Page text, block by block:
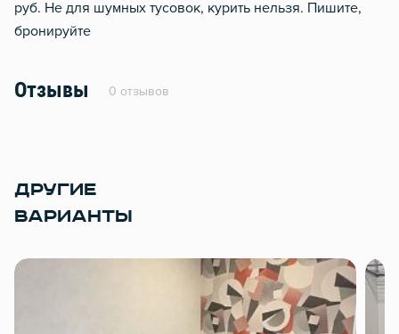
руб. Не для шумных тусовок, курить нельзя. Пишите,
бронируйте
Отзывы 0 отзывов
ДРУГИЕ
ВАРИАНТЫ